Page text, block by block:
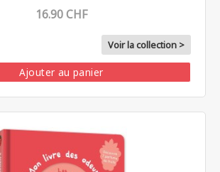
16.90 CHF
Voir la collection >
Ajouter au panier